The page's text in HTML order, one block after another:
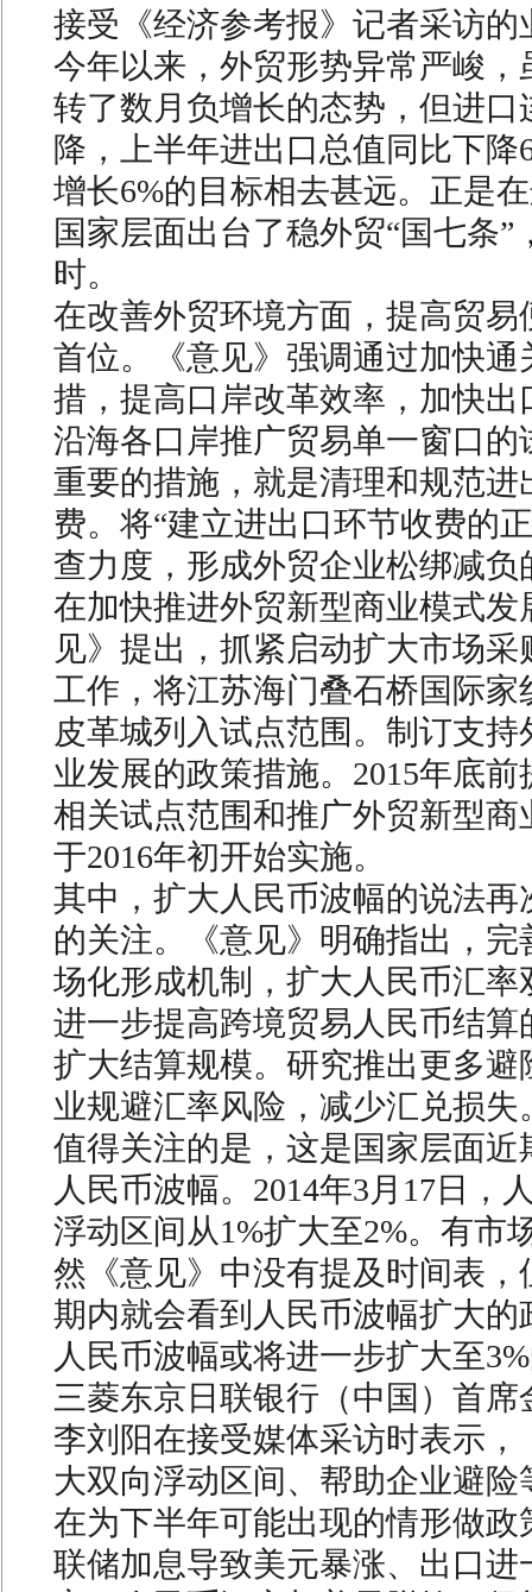
接受《经济参考报》记者采访的
今年以来，外贸形势异常严峻，
转了数月负增长的态势，但进口
降，上半年进出口总值同比下降
增长6%的目标相去甚远。正是
国家层面出台了稳外贸“国七条”
时。
在改善外贸环境方面，提高贸易
首位。《意见》强调通过加快通
措，提高口岸改革效率，加快出
沿海各口岸推广贸易单一窗口的
重要的措施，就是清理和规范进
费。将“建立进出口环节收费的
查力度，形成外贸企业松绑减负
在加快推进外贸新型商业模式发
见》提出，抓紧启动扩大市场
工作，将江苏海门叠石桥国际家
皮革城列入试点范围。制订支
业发展的政策措施。2015年底
相关试点范围和推广外贸新型商
于2016年初开始实施。
其中，扩大人民币波幅的说法再
的关注。《意见》明确指出，完
场化形成机制，扩大人民币汇率
进一步提高跨境贸易人民币结算
扩大结算规模。研究推出更多避
业规避汇率风险，减少汇兑损失
值得关注的是，这是国家层面近
人民币波幅。2014年3月17日，
浮动区间从1%扩大至2%。有市
然《意见》中没有提及时间表，
期内就会看到人民币波幅扩大的
人民币波幅或将进一步扩大至
三菱东京日联银行（中国）首席
李刘阳在接受媒体采访时表示，
大双向浮动区间、帮助企业避险
在为下半年可能出现的情形做政
联储加息导致美元暴涨、出口进